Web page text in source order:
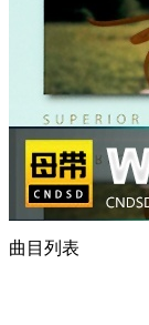
曲目列表